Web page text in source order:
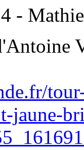
-
jaune-